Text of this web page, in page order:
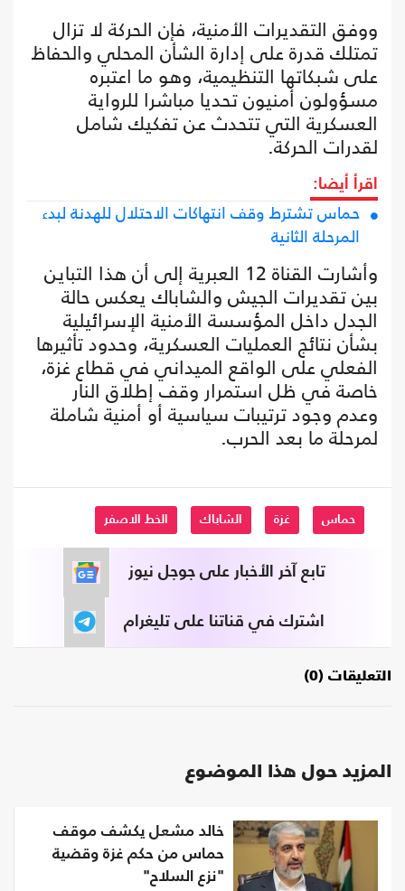
ووفق التقديرات الأمنية، فإن الحركة لا تزال
تمتلك قدرة على إدارة الشأن المحلي والحفاظ
على شبكاتها التنظيمية، وهو ما اعتبره
مسؤولون أمنيون تحديا مباشرا للرواية
العسكرية التي تتحدث عن تفكيك شامل
لقدرات الحركة.
اقرأ أيضا:
حماس تشترط وقف انتهاكات الاحتلال للهدنة لبدء
المرحلة الثانية
وأشارت القناة 12 العبرية إلى أن هذا التباين
بين تقديرات الجيش والشاباك يعكس حالة
الجدل داخل المؤسسة الأمنية الإسرائيلية
بشأن نتائج العمليات العسكرية، وحدود تأثيرها
الفعلي على الواقع الميداني في قطاع غزة،
خاصة في ظل استمرار وقف إطلاق النار
وعدم وجود ترتيبات سياسية أو أمنية شاملة
لمرحلة ما بعد الحرب.
حماس غزة الشاباك الخط الاصفر
تابع آخر الأخبار على جوجل نيوز
اشترك في قناتنا على تليغرام
التعليقات (0)
المزيد حول هذا الموضوع
خالد مشعل يكشف موقف
حماس من حكم غزة وقضية
"نزع السلاح"